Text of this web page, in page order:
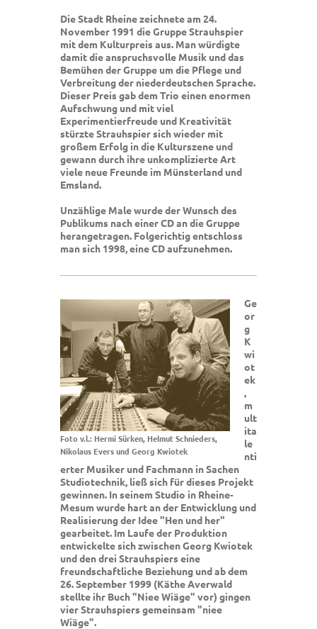
Die Stadt Rheine zeichnete am 24.
November 1991 die Gruppe Strauhspier
mit dem Kulturpreis aus. Man würdigte
damit die anspruchsvolle Musik und das
Bemühen der Gruppe um die Pflege und
Verbreitung der niederdeutschen Sprache.
Dieser Preis gab dem Trio einen enormen
Aufschwung und mit viel
Experimentierfreude und Kreativität
stürzte Strauhspier sich wieder mit
großem Erfolg in die Kulturszene und
gewann durch ihre unkomplizierte Art
viele neue Freunde im Münsterland und
Emsland.
Unzählige Male wurde der Wunsch des
Publikums nach einer CD an die Gruppe
herangetragen. Folgerichtig entschloss
man sich 1998, eine CD aufzunehmen.
Foto v.l.: Hermi Sürken, Helmut Schnieders,
Nikolaus Evers und Georg Kwiotek
Ge
or
g
K
wi
ot
ek
,
m
ult
ita
le
nti
erter Musiker und Fachmann in Sachen
Studiotechnik, ließ sich für dieses Projekt
gewinnen. In seinem Studio in Rheine-
Mesum wurde hart an der Entwicklung und
Realisierung der Idee "Hen und her"
gearbeitet. Im Laufe der Produktion
entwickelte sich zwischen Georg Kwiotek
und den drei Strauhspiers eine
freundschaftliche Beziehung und ab dem
26. September 1999 (Käthe Averwald
stellte ihr Buch "Niee Wiäge" vor) gingen
vier Strauhspiers gemeinsam "niee
Wiäge".